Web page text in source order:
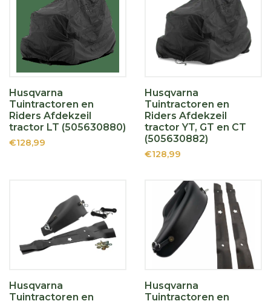
Husqvarna
Tuintractoren en
Riders Afdekzeil
tractor LT (505630880)
€128,99
Husqvarna
Tuintractoren en
Riders Afdekzeil
tractor YT, GT en CT
(505630882)
€128,99
Husqvarna
Tuintractoren en
Husqvarna
Tuintractoren en